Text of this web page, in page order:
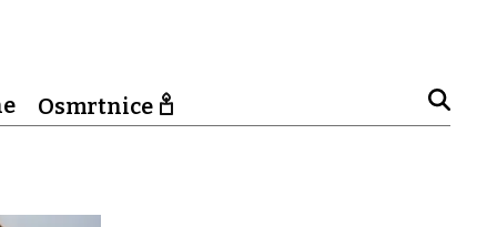
Osmrtnice